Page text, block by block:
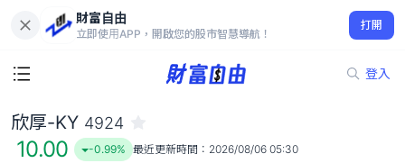
財富自由
立即使用APP，開啟您的股市智慧導航！
打開
登入
10.00
-0.99%
欣厚-KY 4924
10.00 -0.99% 最近更新時間： 2026/08/06 05:30